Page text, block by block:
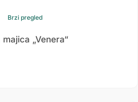
Brzi pregled
„Venera“